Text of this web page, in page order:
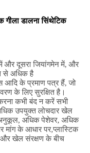
गीला डालना सिंथेटिक
और दूसरा जियांगमेन में, और
से अधिक है
के प्रमाण पत्र हैं, जो
के लिए सुरक्षित है।
कभी बंद न करें सभी
उपयुक्त लोचदार खेल
अधिक पेशेवर, अधिक
मांग के आधार पर,प्लास्टिक
और खेल संरक्षण के बीच